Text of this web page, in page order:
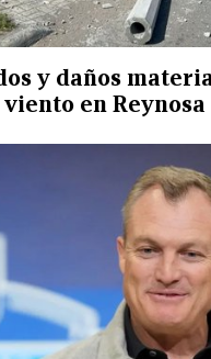
y daños
en Reynosa